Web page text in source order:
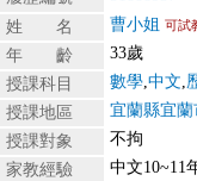
姓 名
曹小姐 可試
年 齡
33歲
授課科目
數學,中文,
授課地區
宜蘭縣宜蘭
授課對象
不拘
家教經驗
中文10~11